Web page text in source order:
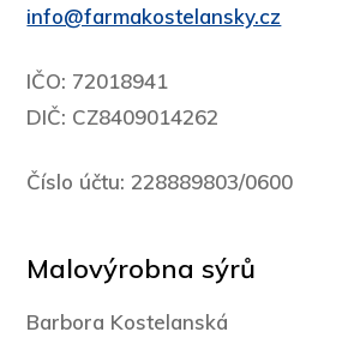
info@farmakostelansky.cz
IČO: 72018941
DIČ: CZ8409014262
Číslo účtu: 228889803/0600
Malovýrobna sýrů
Barbora Kostelanská